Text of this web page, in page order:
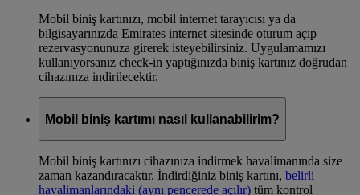
Mobil biniş kartınızı, mobil internet tarayıcısı ya da
bilgisayarınızda Emirates internet sitesinde oturum açıp
rezervasyonunuza girerek isteyebilirsiniz. Uygulamamızı
kullanıyorsanız check-in yaptığınızda biniş kartınız doğrudan
cihazınıza indirilecektir.
Mobil biniş kartımı nasıl kullanabilirim?
Mobil biniş kartınızı cihazınıza indirmek havalimanında size
zaman kazandıracaktır. İndirdiğiniz biniş kartını, belirli
havalimanlarındaki (aynı pencerede açılır) tüm kontrol